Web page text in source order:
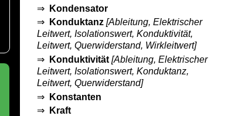
⇒
Kondensator
⇒
Konduktanz[Ableitung, Elektrischer
Leitwert, Isolationswert, Konduktivität,
Leitwert, Querwiderstand, Wirkleitwert]
⇒
Konduktivität[Ableitung, Elektrischer
Leitwert, Isolationswert, Konduktanz,
Leitwert, Querwiderstand]
⇒
Konstanten
⇒
Kraft